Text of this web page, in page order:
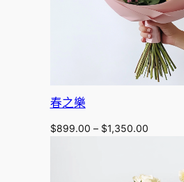
春之樂
$899.00 – $1,350.00Price
through